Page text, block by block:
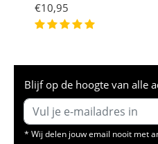
€10,95
Blijf op de hoogte van alle
* Wij delen jouw email nooit met